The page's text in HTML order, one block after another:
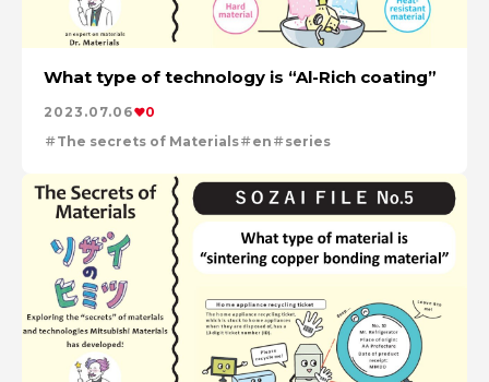
What type of technology is “Al-Rich coating”
2023.07.06
0
The secrets of Materials
en series